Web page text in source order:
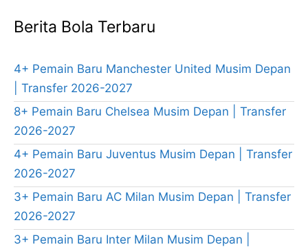
Berita Bola Terbaru
4+ Pemain Baru Manchester United Musim Depan
| Transfer 2026-2027
8+ Pemain Baru Chelsea Musim Depan | Transfer
2026-2027
4+ Pemain Baru Juventus Musim Depan | Transfer
2026-2027
3+ Pemain Baru AC Milan Musim Depan | Transfer
2026-2027
3+ Pemain Baru Inter Milan Musim Depan |